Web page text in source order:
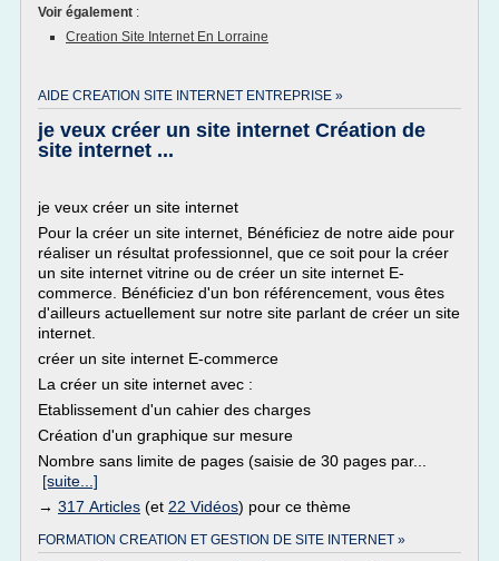
Voir également :
Creation Site Internet En Lorraine
AIDE CREATION SITE INTERNET ENTREPRISE »
je veux créer un site internet Création de
site internet ...
je veux créer un site internet
Pour la créer un site internet, Bénéficiez de notre aide pour
réaliser un résultat professionnel, que ce soit pour la créer
un site internet vitrine ou de créer un site internet E-
commerce. Bénéficiez d'un bon référencement, vous êtes
d'ailleurs actuellement sur notre site parlant de créer un site
internet.
créer un site internet E-commerce
La créer un site internet avec :
Etablissement d'un cahier des charges
Création d'un graphique sur mesure
Nombre sans limite de pages (saisie de 30 pages par...
[suite...]
→ 317 Articles (et 22 Vidéos) pour ce thème
FORMATION CREATION ET GESTION DE SITE INTERNET »